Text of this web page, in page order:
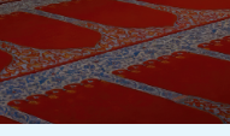
Lihat Produk